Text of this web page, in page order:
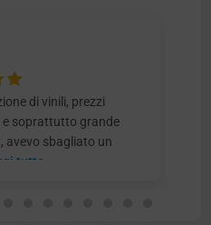
di vinili, prezzi
e soprattutto grande
avevo sbagliato un
tutto